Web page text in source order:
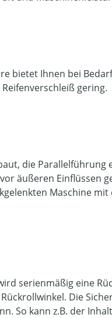
bietet Ihnen bei
gering.
die Parallelführung
äußeren Einflüssen
Maschine
serienmäßig eine
Die
So kann z.B. der